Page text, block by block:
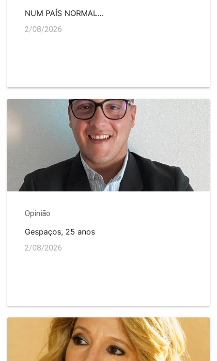
NUM PAÍS NORMAL…
2/08/2026
Opinião
Gespaços, 25 anos
2/08/2026